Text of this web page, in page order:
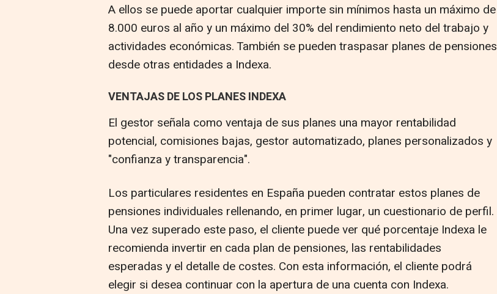
A ellos se puede aportar cualquier importe sin mínimos hasta un máximo de
8.000 euros al año y un máximo del 30% del rendimiento neto del trabajo y
actividades económicas. También se pueden traspasar planes de pensiones
desde otras entidades a Indexa.
VENTAJAS DE LOS PLANES INDEXA
El gestor señala como ventaja de sus planes una mayor rentabilidad
potencial, comisiones bajas, gestor automatizado, planes personalizados y
"confianza y transparencia".
Los particulares residentes en España pueden contratar estos planes de
pensiones individuales rellenando, en primer lugar, un cuestionario de perfil.
Una vez superado este paso, el cliente puede ver qué porcentaje Indexa le
recomienda invertir en cada plan de pensiones, las rentabilidades
esperadas y el detalle de costes. Con esta información, el cliente podrá
elegir si desea continuar con la apertura de una cuenta con Indexa.